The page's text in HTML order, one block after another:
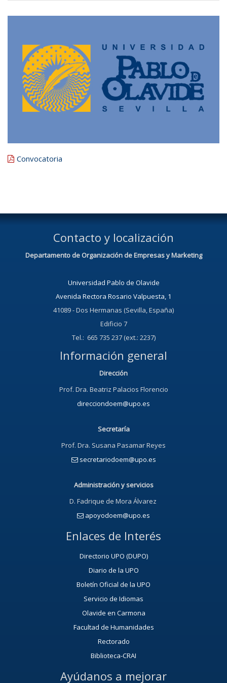
Convocatoria
Contacto y localización
Departamento de Organización de Empresas y Marketing
Universidad Pablo de Olavide
Avenida Rectora Rosario Valpuesta, 1
41089 - Dos Hermanas (Sevilla, España)
Edificio 7
Tel.: 665 735 237 (ext.: 2237)
Información general
Dirección
Prof. Dra. Beatriz Palacios Florencio
direcciondoem@upo.es
Secretaría
Prof. Dra. Susana Pasamar Reyes
secretariodoem@upo.es
Administración y servicios
D. Fadrique de Mora Álvarez
apoyodoem@upo.es
Enlaces de Interés
Directorio UPO (DUPO)
Diario de la UPO
Boletín Oficial de la UPO
Servicio de Idiomas
Olavide en Carmona
Facultad de Humanidades
Rectorado
Biblioteca-CRAI
Ayúdanos a mejorar